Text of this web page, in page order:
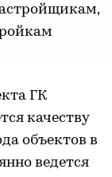
ГК
качеству
объектов в
ведется